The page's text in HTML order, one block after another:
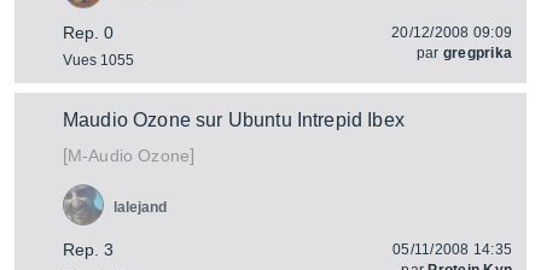
Rep. 0
Vues 1055
20/12/2008 09:09
par gregprika
Maudio Ozone sur Ubuntu Intrepid Ibex
[M-Audio Ozone]
Rep. 3
lalejand
05/11/2008 14:35